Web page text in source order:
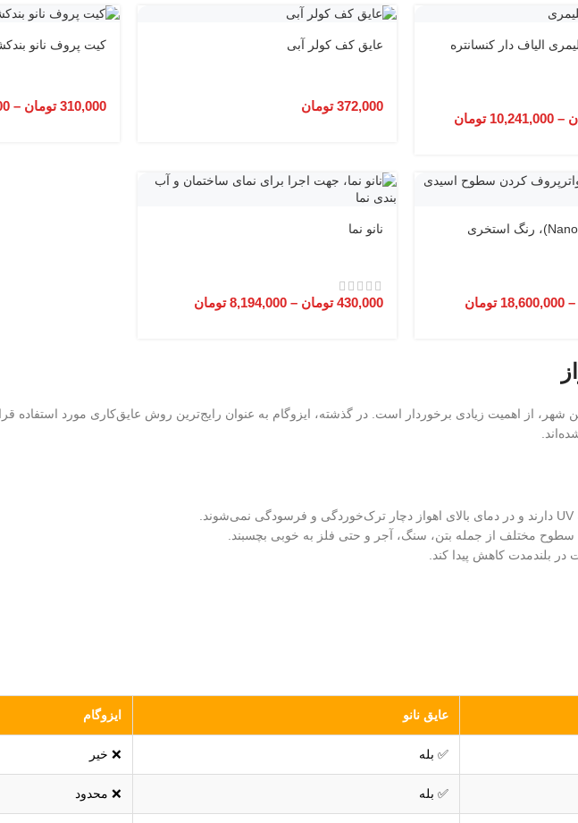
الیاف دار کنسانتره
–
10,241,000 تومان
عایق کف کولر آبی
372,000 تومان
کیت پروف نانو
310,000 تومان –
–
18,600,000 تومان
نانو نما
430,000 تومان –
8,194,000 تومان
شهر، از اهمیت زیادی برخوردار است. در گذشته، ایزوگام به عنوان رایج‌ترین روش عایق‌کاری مورد استفاده
سطوح مختلف از جمله بتن، سنگ، آجر و حتی فلز به خوبی بچسبند.
در بلندمدت کاهش پیدا کند.
عایق نانو ایزوگام
✅ بله ❌ خیر
✅ بله ❌ محدود